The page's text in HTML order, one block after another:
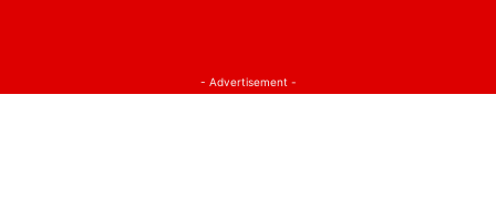
- Advertisement -